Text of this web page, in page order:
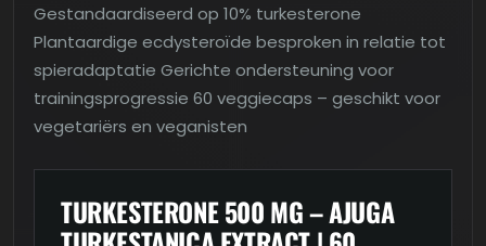
Gestandaardiseerd op 10% turkesterone
Plantaardige ecdysteroïde besproken in relatie tot
spieradaptatie Gerichte ondersteuning voor
trainingsprogressie 60 veggiecaps – geschikt voor
vegetariërs en veganisten
TURKESTERONE 500 MG – AJUGA